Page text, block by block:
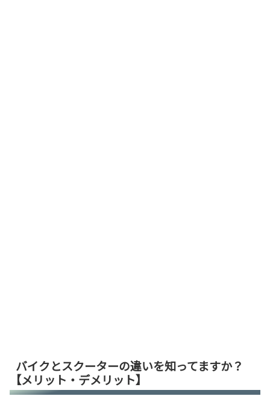
バイクとスクーターの違いを知ってますか？
【メリット・デメリット】